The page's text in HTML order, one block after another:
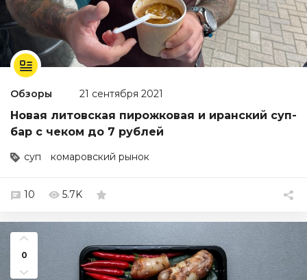
Обзоры 21 сентября 2021
Новая литовская пирожковая и иранский суп-
бар с чеком до 7 рублей
суп комаровский рынок
10 5.7K
0